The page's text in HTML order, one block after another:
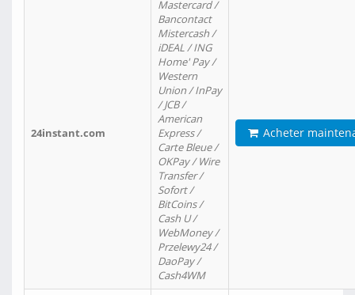
24instant.com
Mastercard /
Bancontact
Mistercash /
iDEAL / ING
Home' Pay /
Western
Union / InPay
/ JCB /
American
Express /
Carte Bleue /
OKPay / Wire
Transfer /
Sofort /
BitCoins /
Cash U /
WebMoney /
Przelewy24 /
DaoPay /
Cash4WM
Acheter